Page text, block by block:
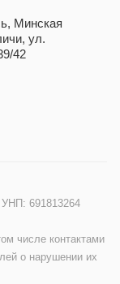
Минская
ул.
42
691813264
числе контактами
о нарушении их